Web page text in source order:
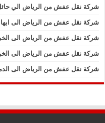
شركة نقل عفش من الرياض الي
شركة نقل عفش من الرياض الى ابها
شركة نقل عفش من الرياض الى
شركة نقل عفش من الرياض الى
شركة نقل عفش من الرياض الى